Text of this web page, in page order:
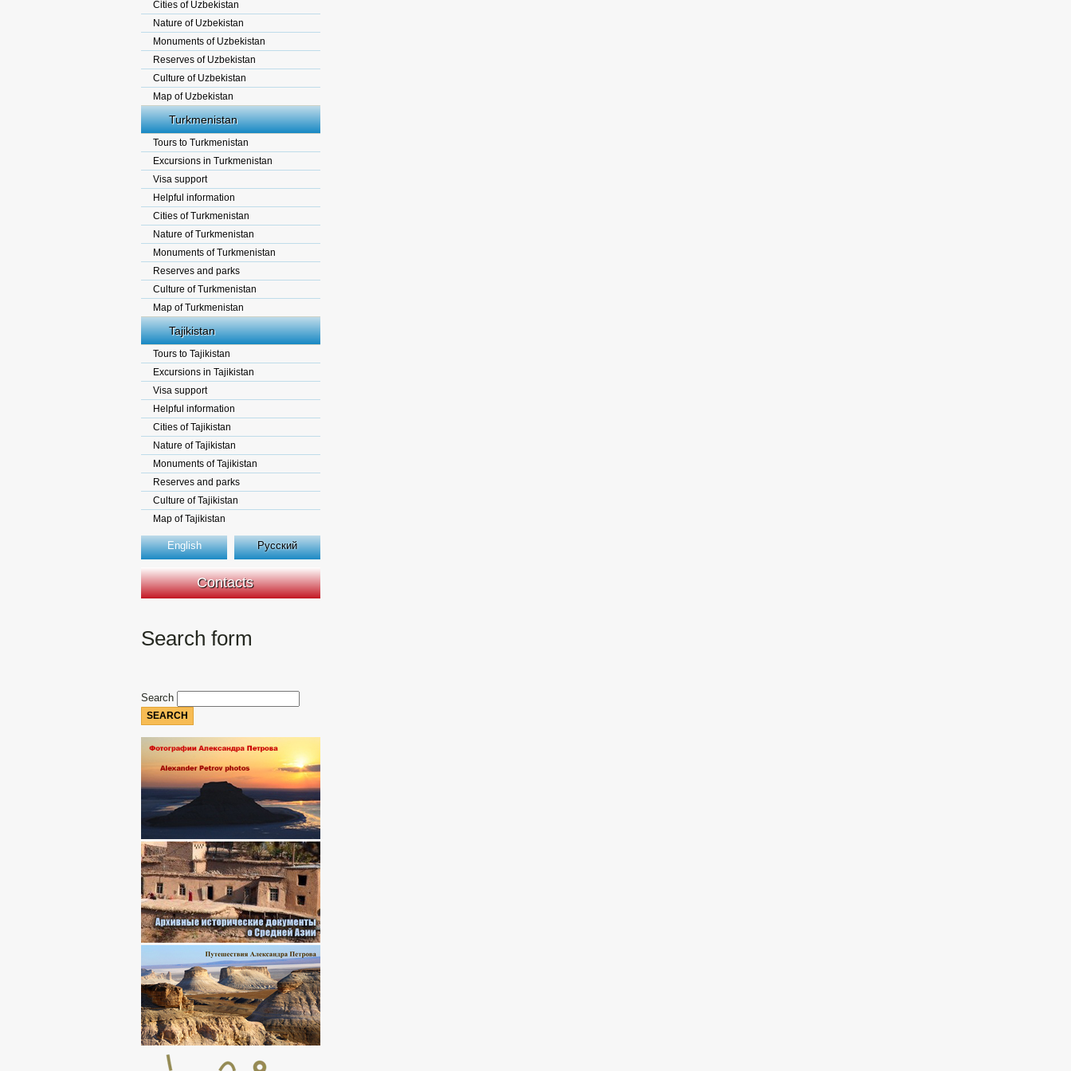
Cities of Uzbekistan
Nature of Uzbekistan
Monuments of Uzbekistan
Reserves of Uzbekistan
Culture of Uzbekistan
Map of Uzbekistan
Turkmenistan
Tours to Turkmenistan
Excursions in Turkmenistan
Visa support
Helpful information
Cities of Turkmenistan
Nature of Turkmenistan
Monuments of Turkmenistan
Reserves and parks
Culture of Turkmenistan
Map of Turkmenistan
Tajikistan
Tours to Tajikistan
Excursions in Tajikistan
Visa support
Helpful information
Cities of Tajikistan
Nature of Tajikistan
Monuments of Tajikistan
Reserves and parks
Culture of Tajikistan
Map of Tajikistan
English Русский
Contacts
Search form
Search